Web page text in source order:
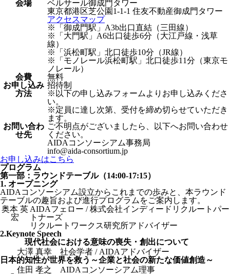
会場
ベルサール御成門タワー
東京都港区芝公園1-1-1 住友不動産御成門タワー
アクセスマップ
※「御成門駅」A3b出口直結（三田線）
※「大門駅」A6出口徒歩6分（大江戸線・浅草
線）
※「浜松町駅」北口徒歩10分（JR線）
※「モノレール浜松町駅」北口徒歩11分（東京モ
ノレール）
会費
無料
お申し込み
方法
招待制
※以下の申し込みフォームよりお申し込みくださ
い。
※定員に達し次第、受付を締め切らせていただき
ます。
お問い合わ
せ先
ご不明点がございましたら、以下へお問い合わせ
ください。
AIDAコンソーシアム事務局
info@aida-consortium.jp
お申し込みはこちら
プログラム
第一部：ラウンドテーブル（14:00-17:15）
1. オープニング
AIDAコンソーシアム設立からこれまでの歩みと、本ラウンド
テーブルの趣旨および進行プログラムをご案内します。
奥本 英
宏
AIDAフェロー / 株式会社インディードリクルートパー
トナーズ
リクルートワークス研究所アドバイザー
2.Keynote Speech
現代社会における意味の喪失・創出について
大澤 真幸
社会学者 / AIDAアドバイザー
日本的知性が世界を救う～企業と社会の新たな価値創造～
住田 孝之
AIDAコンソーシアム理事